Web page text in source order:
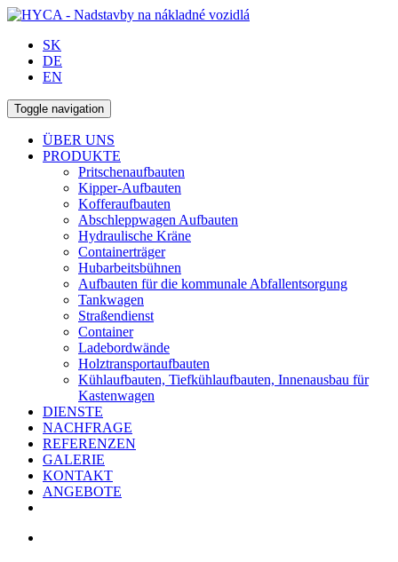
SK
DE
EN
Toggle navigation
ÜBER UNS
PRODUKTE
Pritschenaufbauten
Kipper-Aufbauten
Kofferaufbauten
Abschleppwagen Aufbauten
Hydraulische Kräne
Containerträger
Hubarbeitsbühnen
Aufbauten für die kommunale Abfallentsorgung
Tankwagen
Straßendienst
Container
Ladebordwände
Holztransportaufbauten
Kühlaufbauten, Tiefkühlaufbauten, Innenausbau für
Kastenwagen
DIENSTE
NACHFRAGE
REFERENZEN
GALERIE
KONTAKT
ANGEBOTE